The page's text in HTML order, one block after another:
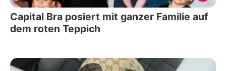
Capital Bra posiert mit ganzer Familie auf
dem roten Teppich